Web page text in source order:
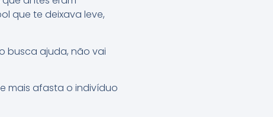
que te deixava leve,
busca ajuda, não vai
mais afasta o indivíduo